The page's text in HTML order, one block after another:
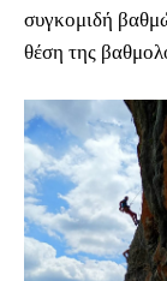
συγκομιδή
θέση της